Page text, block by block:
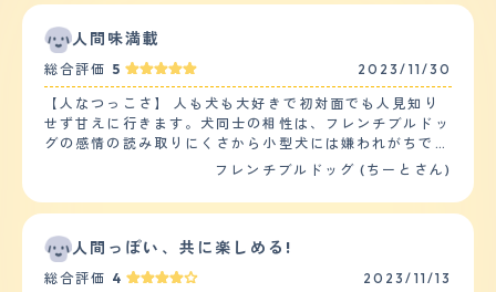
人間味満載
総合評価 5 2023/11/30
【人なつっこさ】 人も犬も大好きで初対面でも人見知り
せず甘えに行きます。犬同士の相性は、フレンチブルドッ
グの感情の読み取りにくさから小型犬には嫌われがちです
が、大型犬や同種のフレンチブルドッグとは相性が合う子
らはおもちゃの奪い合いをして遊んでいることがありま
る行動を怖がられて泣かれることが多いですが本人は悪気
はありません。 【落ち着き】 比較的、日中は眠っている
こと多く面倒をおこすことはありません。しかし、遊び足
フレンチブルドッグ (ちーとさん)
人間っぽい、共に楽しめる!
総合評価 4 2023/11/13